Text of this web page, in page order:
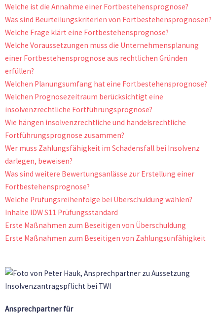
Welche ist die Annahme einer Fortbestehensprognose?
Was sind Beurteilungskriterien von Fortbestehensprognosen?
Welche Frage klärt eine Fortbestehensprognose?
Welche Voraussetzungen muss die Unternehmensplanung
einer Fortbestehensprognose aus rechtlichen Gründen
erfüllen?
Welchen Planungsumfang hat eine Fortbestehensprognose?
Welchen Prognosezeitraum berücksichtigt eine
insolvenzrechtliche Fortführungsprognose?
Wie hängen insolvenzrechtliche und handelsrechtliche
Fortführungsprognose zusammen?
Wer muss Zahlungsfähigkeit im Schadensfall bei Insolvenz
darlegen, beweisen?
Was sind weitere Bewertungsanlässe zur Erstellung einer
Fortbestehensprognose?
Welche Prüfungsreihenfolge bei Überschuldung wählen?
Inhalte IDW S11 Prüfungsstandard
Erste Maßnahmen zum Beseitigen von Überschuldung
Erste Maßnahmen zum Beseitigen von Zahlungsunfähigkeit
Ansprechpartner für